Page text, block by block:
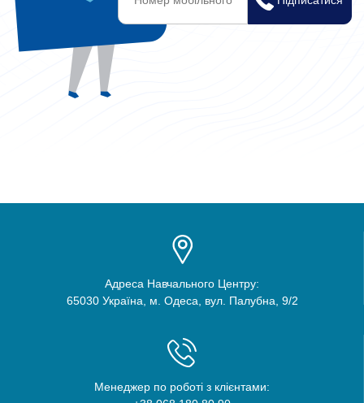
Адреса Навчального Центру:
65030 Україна, м. Одеса, вул. Палубна, 9/2
Менеджер по роботі з клієнтами: